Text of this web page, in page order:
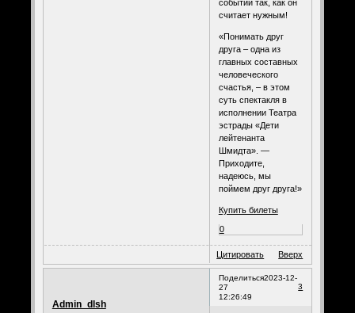
событий так, как он
считает нужным!
«Понимать друг
друга – одна из
главных составных
человеческого
счастья, – в этом
суть спектакля в
исполнении Театра
эстрады «Дети
лейтенанта
Шмидта». —
Приходите,
надеюсь, мы
поймем друг друга!»
Купить билеты
0
Цитировать Вверх
Поделиться
3
2023-12-
27
12:26:49
Admin_dlsh